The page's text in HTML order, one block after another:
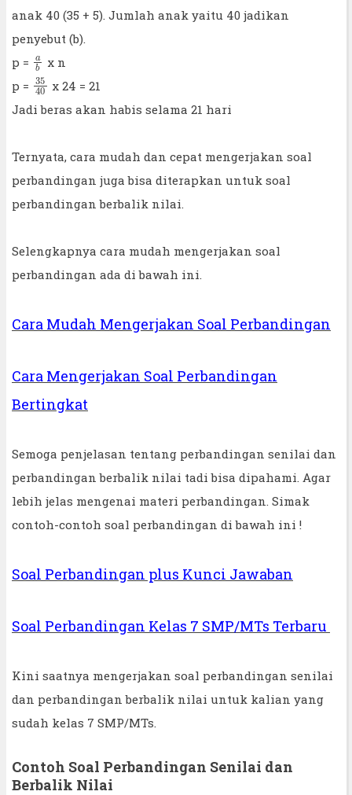
anak 40 (35 + 5). Jumlah anak yaitu 40 jadikan
penyebut (b).
p = a
b x n
p = 35
40
x 24 = 21
Jadi beras akan habis selama 21 hari
Ternyata, cara mudah dan cepat mengerjakan soal
perbandingan juga bisa diterapkan untuk soal
perbandingan berbalik nilai.
Selengkapnya cara mudah mengerjakan soal
perbandingan ada di bawah ini.
Cara Mudah Mengerjakan Soal Perbandingan
Cara Mengerjakan Soal Perbandingan
Bertingkat
Semoga penjelasan tentang perbandingan senilai dan
perbandingan berbalik nilai tadi bisa dipahami. Agar
lebih jelas mengenai materi perbandingan. Simak
contoh-contoh soal perbandingan di bawah ini !
Soal Perbandingan plus Kunci Jawaban
Soal Perbandingan Kelas 7 SMP/MTs Terbaru
Kini saatnya mengerjakan soal perbandingan senilai
dan perbandingan berbalik nilai untuk kalian yang
sudah kelas 7 SMP/MTs.
Contoh Soal Perbandingan Senilai dan
Berbalik Nilai